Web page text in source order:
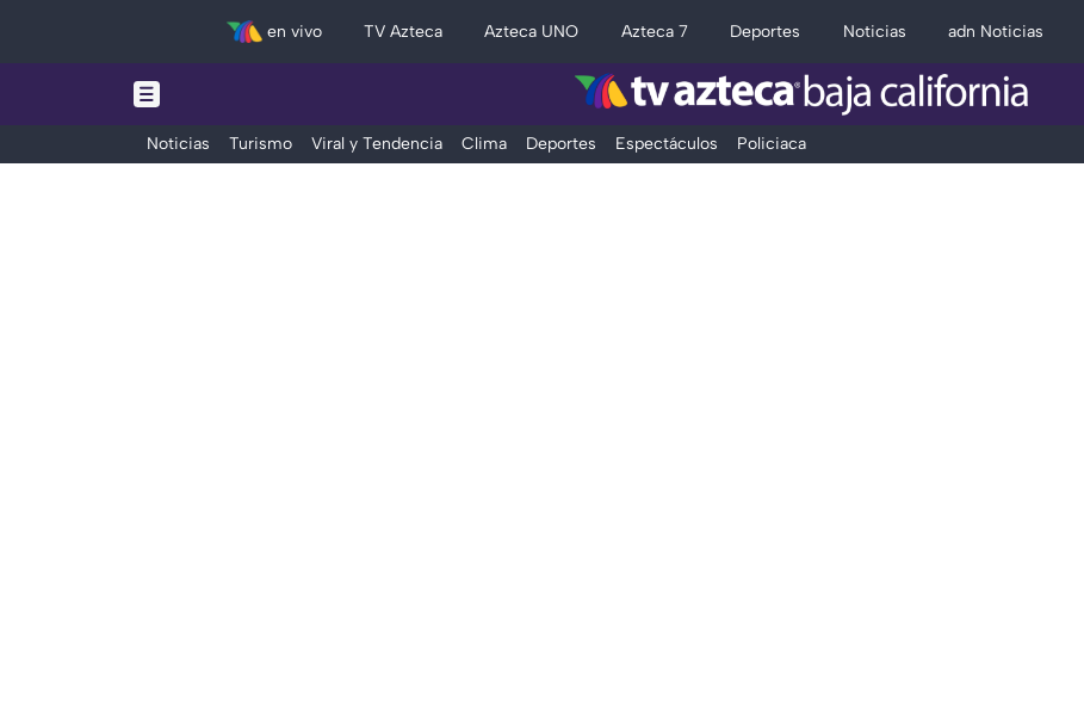
en vivo TV Azteca Azteca UNO Azteca 7 Deportes Noticias adn Noticias
Noticias Turismo Viral y Tendencia Clima Deportes Espectáculos Policiaca